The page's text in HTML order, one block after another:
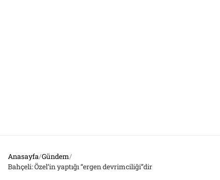
Anasayfa/Gündem/
Bahçeli: Özel’in yaptığı “ergen devrimciliği”dir